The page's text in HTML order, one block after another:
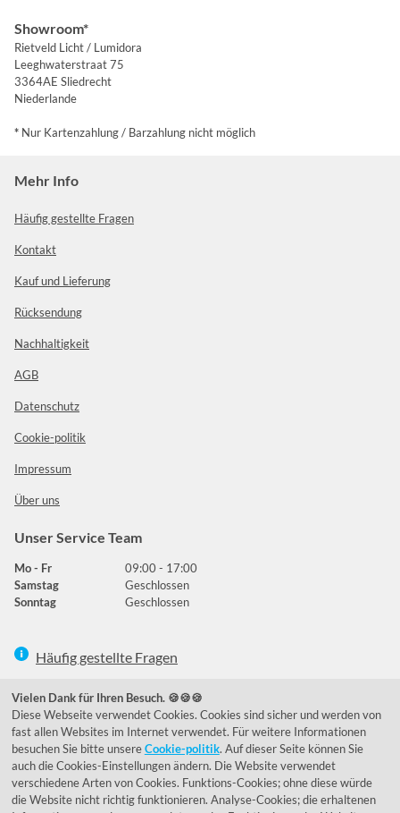
Showroom*
Rietveld Licht / Lumidora
Leeghwaterstraat 75
3364AE Sliedrecht
Niederlande
* Nur Kartenzahlung / Barzahlung nicht möglich
Mehr Info
Häufig gestellte Fragen
Kontakt
Kauf und Lieferung
Rücksendung
Nachhaltigkeit
AGB
Datenschutz
Cookie-politik
Impressum
Über uns
Unser Service Team
Mo - Fr
09:00 - 17:00
Samstag
Geschlossen
Sonntag
Geschlossen
Häufig gestellte Fragen
039292 - 678215
de@lumidora.com
FacebookInstagram
Vielen Dank für Ihren Besuch. 🍪🍪🍪
Diese Webseite verwendet Cookies. Cookies sind sicher und werden von
fast allen Websites im Internet verwendet. Für weitere Informationen
besuchen Sie bitte unsereCookie-politik. Auf dieser Seite können Sie
auch die Cookies-Einstellungen ändern. Die Website verwendet
verschiedene Arten von Cookies. Funktions-Cookies; ohne diese würde
die Website nicht richtig funktionieren. Analyse-Cookies; die erhaltenen